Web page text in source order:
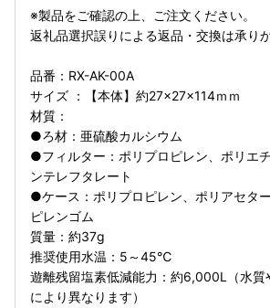
※製品をご確認の上、ご注文ください。
返礼品選択誤りによる返品・交換は承りか
品番：RX-AK-00A
サイズ ：【本体】約27×27×114ｍｍ
材質：
●ろ材：亜硫酸カルシウム
●フィルター：ポリプロピレン、ポリエ
ンテレフタレート
●ケース：ポリプロピレン、ポリアセタ
ピレンゴム
質量：約37g
推奨使用水温：5～45℃
遊離残留塩素低減能力：約6,000L（水質
により異なります）